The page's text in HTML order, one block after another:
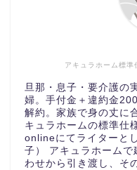
アキュラホーム標準
旦那・息子・要介護の
婦。手付金＋違約金
解約。家族で身の丈に
キュラホームの標準仕
onlineにてライターと
子） アキュラホームで
わせから引き渡し、そ